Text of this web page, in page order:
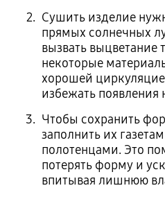
Сушить изделие
прямых солнечных
вызвать выцветание
некоторые
хорошей
избежать появления
Чтобы сохранить
заполнить их
полотенцами. Это
потерять форму и
впитывая лишнюю